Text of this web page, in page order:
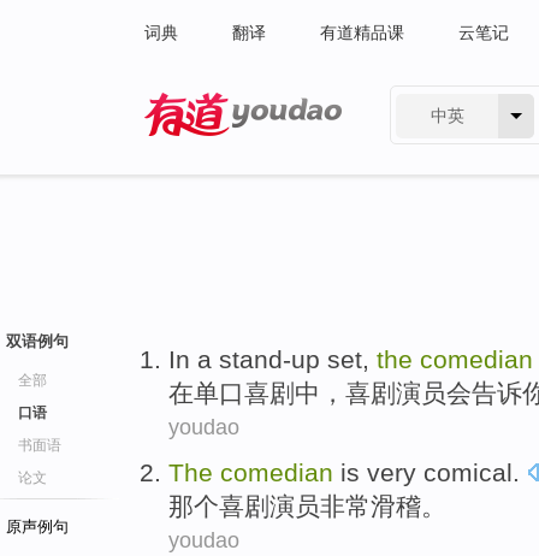
词典 翻译 有道精品课 云笔记
中英
双语例句
全部
口语
书面语
论文
原声例句
In a stand-up set, the comedian
在单口喜剧中， 喜剧演员会告诉
youdao
The comedian is very comical.
那个喜剧演员非常滑稽。
youdao